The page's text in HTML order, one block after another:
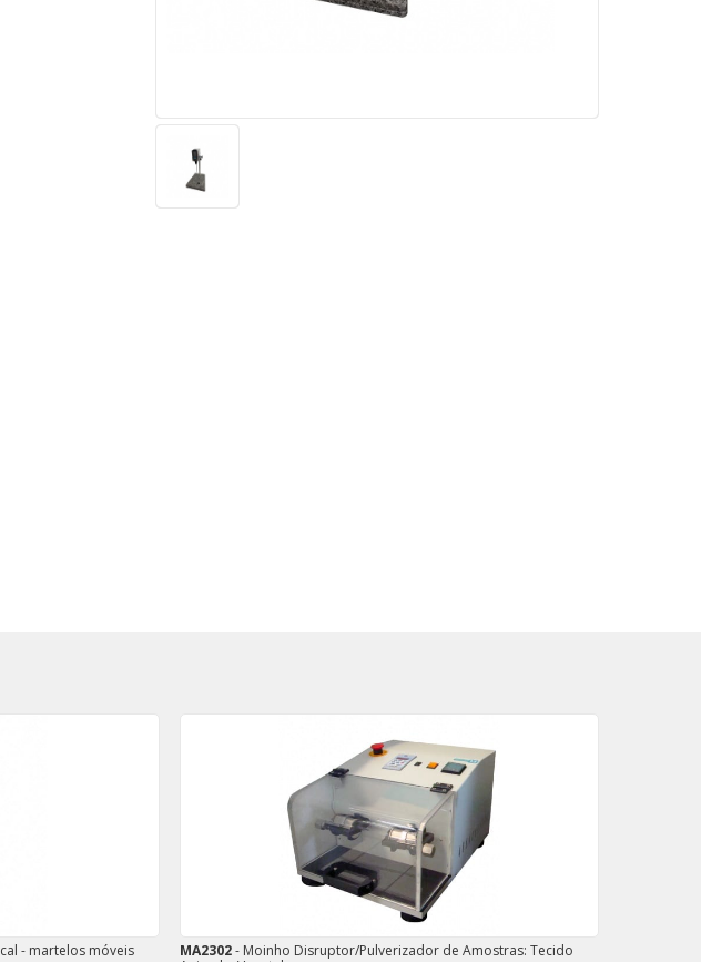
- martelos móveis MA2302- Moinho Disruptor/Pulverizador de Amostras: Tecido